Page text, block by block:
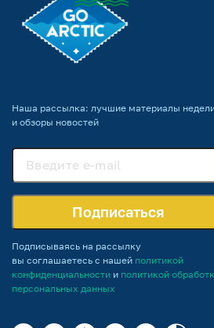
Наша рассылка: лучшие материалы
и обзоры новостей
Подписаться
Подписываясь на рассылку
вы соглашаетесь с нашей политикой
конфиденциальности и политикой
персональных данных